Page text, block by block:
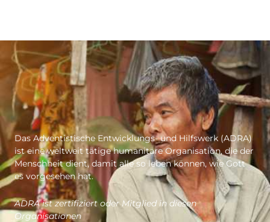
Das Adventistische Entwicklungs- und Hilfswerk (ADRA)
ist eine weltweit tätige humanitäre Organisation, die der
Menschheit dient, damit alle so leben können, wie Gott
es vorgesehen hat.
ADRA ist zertifiziert oder Mitglied in diesen
Organisationen